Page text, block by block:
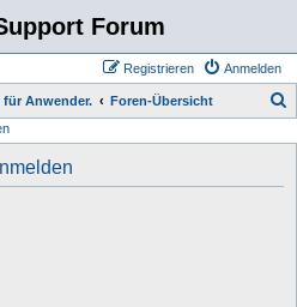
Forum
Anmelden
Registrieren
Anwender. Foren-Übersicht